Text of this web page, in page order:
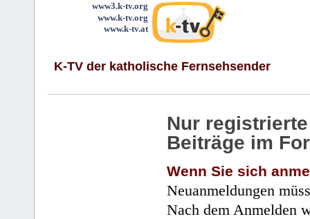
www3.k-tv.org
www.k-tv.org
www.k-tv.at
K-TV der katholische Fernsehsender
Nur
Beiträge im
Wenn Sie sich
Neuanmeldungen
Nach dem Anmelden